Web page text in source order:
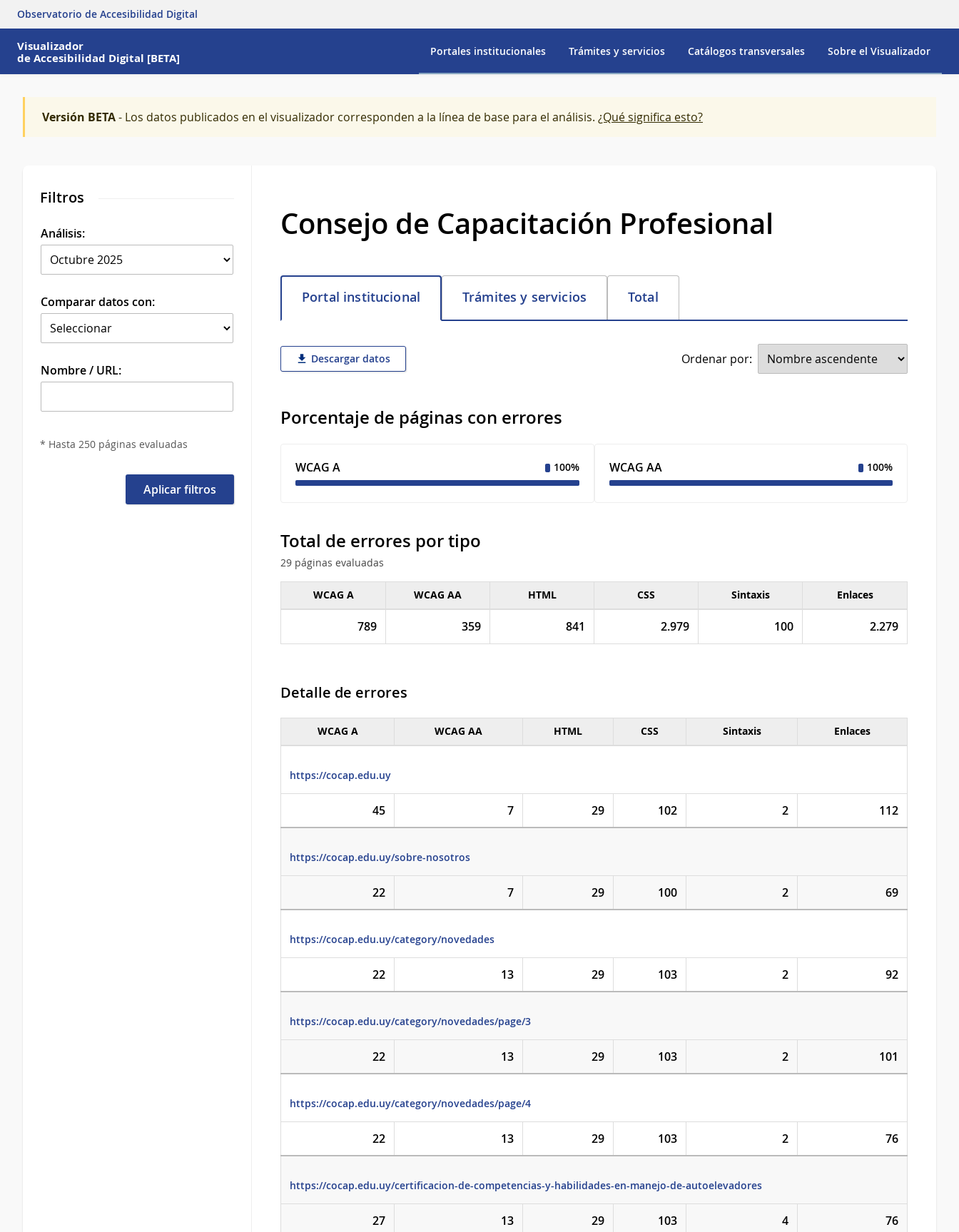
Observatorio de Accesibilidad Digital
Visualizador
de Accesibilidad Digital [BETA]
Portales institucionales Trámites y servicios Catálogos transversales Sobre el Visualizador
Versión BETA- Los datos publicados en el visualizador corresponden a la línea de base para el análisis. ¿Qué significa esto?
Filtros
Análisis:
Comparar datos con:
Nombre / URL:
* Hasta 250 páginas evaluadas
Aplicar filtros
Consejo de Capacitación Profesional
Portal institucional Trámites y servicios Total
Descargar datos Ordenar por:
Porcentaje de páginas con errores
WCAG A 100% WCAG AA 100%
Total de errores por tipo
29 páginas evaluadas
WCAG A WCAG AA HTML CSS Sintaxis Enlaces
789 359 841 2.979 100 2.279
Detalle de errores
WCAG A WCAG AA HTML CSS Sintaxis Enlaces
https://cocap.edu.uy
45 7 29 102 2 112
https://cocap.edu.uy/sobre-nosotros
22 7 29 100 2 69
https://cocap.edu.uy/category/novedades
22 13 29 103 2 92
https://cocap.edu.uy/category/novedades/page/3
22 13 29 103 2 101
https://cocap.edu.uy/category/novedades/page/4
22 13 29 103 2 76
https://cocap.edu.uy/certificacion-de-competencias-y-habilidades-en-manejo-de-autoelevadores
27 13 29 103 4 76